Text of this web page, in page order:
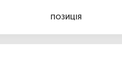
ПОЗИЦІЯ